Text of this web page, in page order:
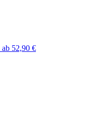
ab 52,90 €